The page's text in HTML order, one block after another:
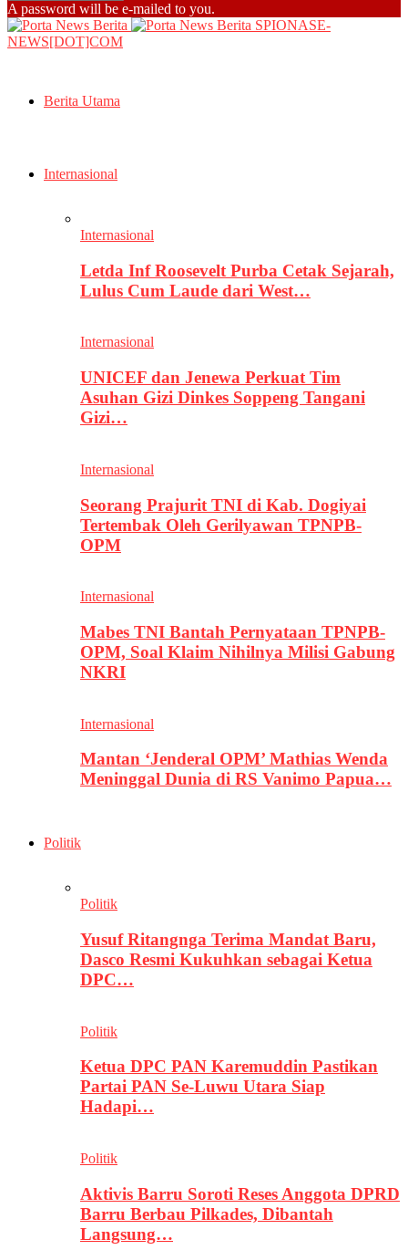
A password will be e-mailed to you.
SPIONASE-
NEWS[DOT]COM
Berita Utama
Internasional
Internasional
Letda Inf Roosevelt Purba Cetak Sejarah,
Lulus Cum Laude dari West…
Internasional
UNICEF dan Jenewa Perkuat Tim
Asuhan Gizi Dinkes Soppeng Tangani
Gizi…
Internasional
Seorang Prajurit TNI di Kab. Dogiyai
Tertembak Oleh Gerilyawan TPNPB-
OPM
Internasional
Mabes TNI Bantah Pernyataan TPNPB-
OPM, Soal Klaim Nihilnya Milisi Gabung
NKRI
Internasional
Mantan ‘Jenderal OPM’ Mathias Wenda
Meninggal Dunia di RS Vanimo Papua…
Politik
Politik
Yusuf Ritangnga Terima Mandat Baru,
Dasco Resmi Kukuhkan sebagai Ketua
DPC…
Politik
Ketua DPC PAN Karemuddin Pastikan
Partai PAN Se-Luwu Utara Siap
Hadapi…
Politik
Aktivis Barru Soroti Reses Anggota DPRD
Barru Berbau Pilkades, Dibantah
Langsung…